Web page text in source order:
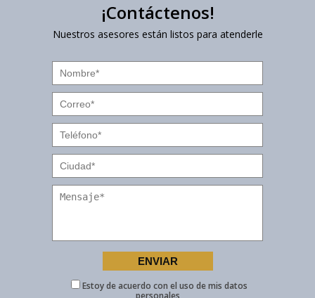
¡Contáctenos!
Nuestros asesores están listos para atenderle
Estoy de acuerdo con el uso de mis datos
personales